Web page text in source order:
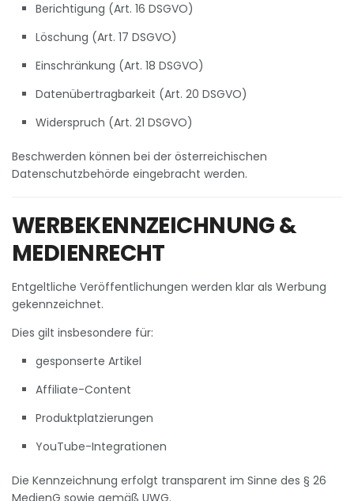
Berichtigung (Art. 16 DSGVO)
Löschung (Art. 17 DSGVO)
Einschränkung (Art. 18 DSGVO)
Datenübertragbarkeit (Art. 20 DSGVO)
Widerspruch (Art. 21 DSGVO)
Beschwerden können bei der österreichischen
Datenschutzbehörde eingebracht werden.
WERBEKENNZEICHNUNG &
MEDIENRECHT
Entgeltliche Veröffentlichungen werden klar als Werbung
gekennzeichnet.
Dies gilt insbesondere für:
gesponserte Artikel
Affiliate-Content
Produktplatzierungen
YouTube-Integrationen
Die Kennzeichnung erfolgt transparent im Sinne des § 26